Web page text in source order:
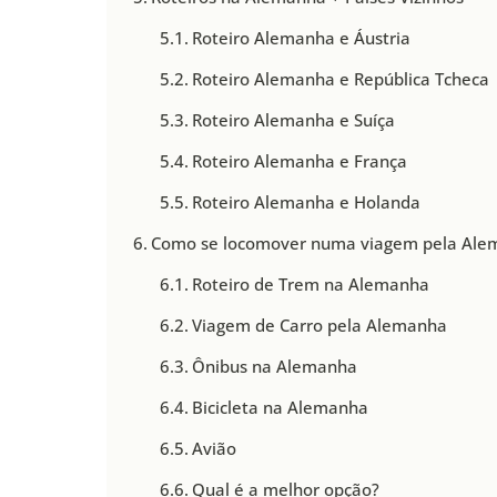
Roteiro Alemanha e Áustria
Roteiro Alemanha e República Tcheca
Roteiro Alemanha e Suíça
Roteiro Alemanha e França
Roteiro Alemanha e Holanda
Como se locomover numa viagem pela
Roteiro de Trem na Alemanha
Viagem de Carro pela Alemanha
Ônibus na Alemanha
Bicicleta na Alemanha
Avião
Qual é a melhor opção?